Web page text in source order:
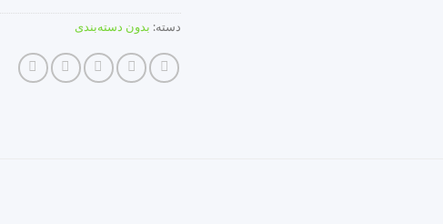
دسته: بدون دسته‌بندی